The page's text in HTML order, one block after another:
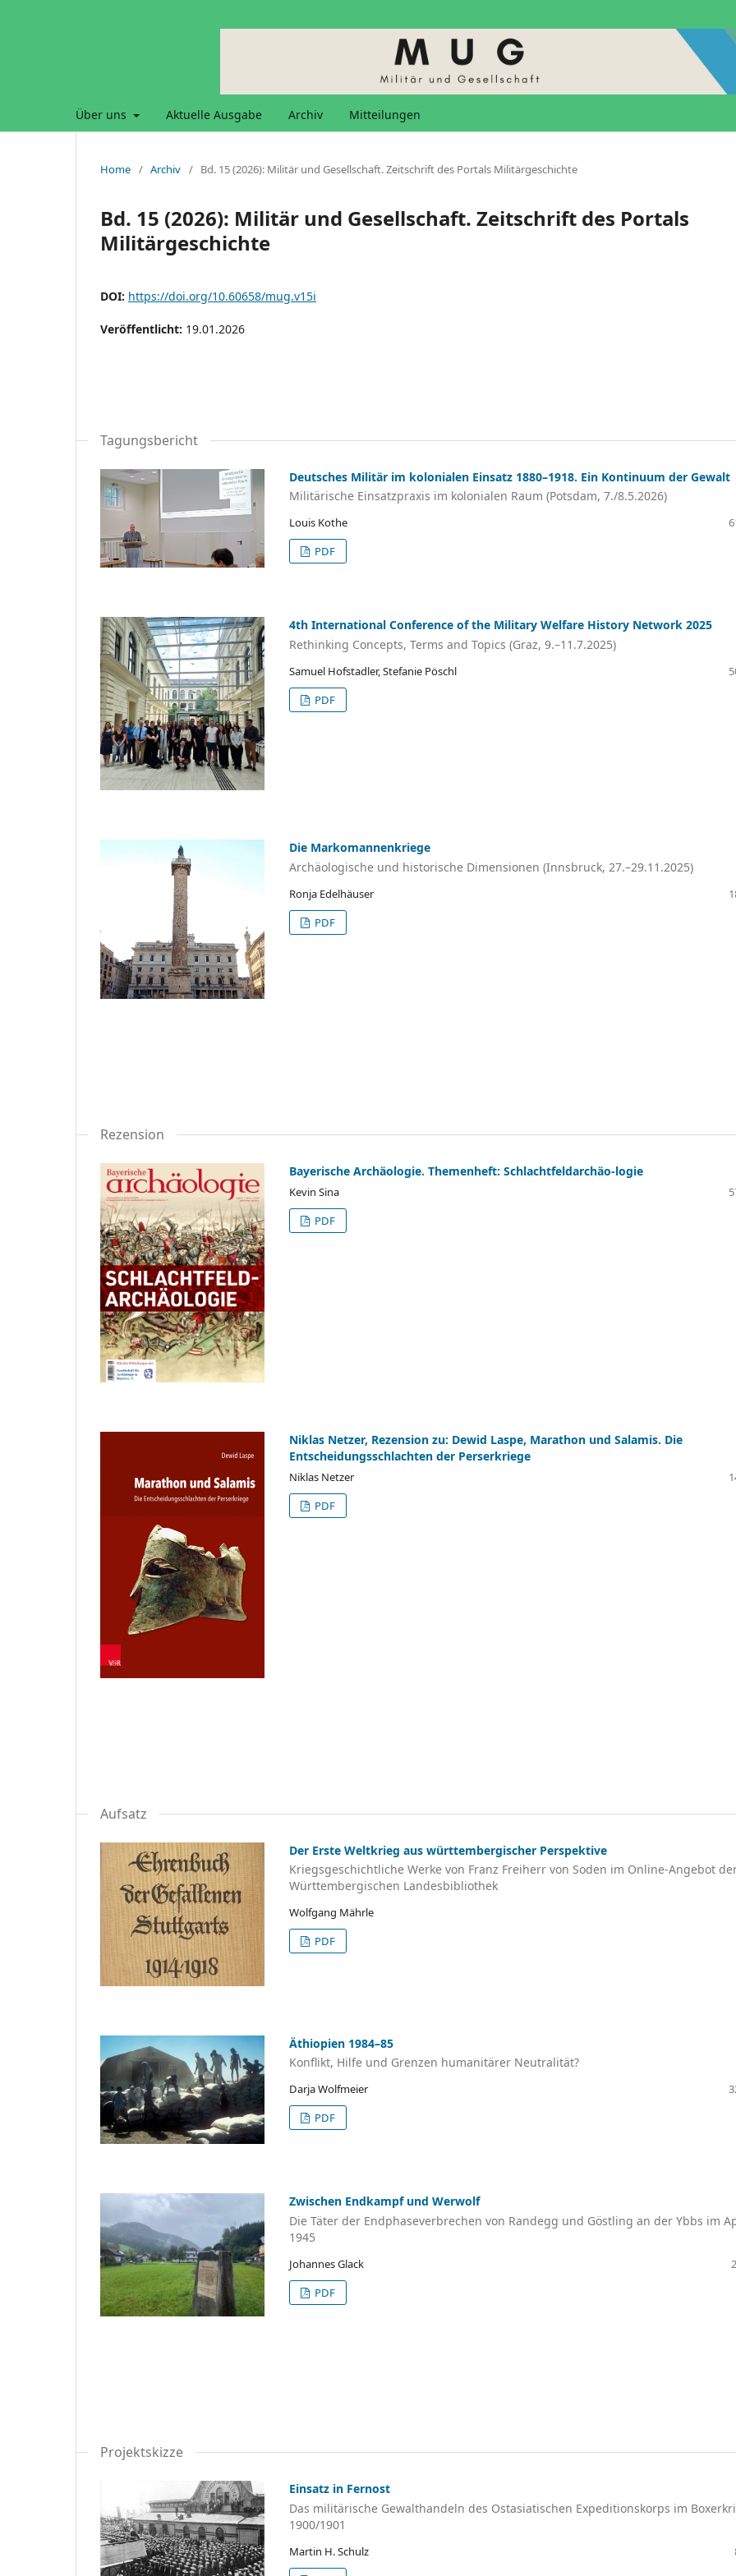
Über uns Aktuelle Ausgabe Archiv Mitteilungen
Home / Archiv / Bd. 15 (2026): Militär und Gesellschaft. Zeitschrift des Portals Militärgeschichte
Bd. 15 (2026): Militär und Gesellschaft. Zeitschrift des Portals
Militärgeschichte
DOI: https://doi.org/10.60658/mug.v15i
Veröffentlicht: 19.01.2026
Tagungsbericht
Deutsches Militär im kolonialen Einsatz 1880–1918. Ein Kontinuum der Gewalt
Militärische Einsatzpraxis im kolonialen Raum (Potsdam, 7./8.5.2026)
Louis Kothe
PDF
4th International Conference of the Military Welfare History Network 2025
Rethinking Concepts, Terms and Topics (Graz, 9.–11.7.2025)
Samuel Hofstadler, Stefanie Pöschl
PDF
Die Markomannenkriege
Archäologische und historische Dimensionen (Innsbruck, 27.–29.11.2025)
Ronja Edelhäuser
PDF
Rezension
Bayerische Archäologie. Themenheft: Schlachtfeldarchäo-logie
Kevin Sina
PDF
Niklas Netzer, Rezension zu: Dewid Laspe, Marathon und Salamis. Die
Entscheidungsschlachten der Perserkriege
Niklas Netzer
PDF
Aufsatz
Der Erste Weltkrieg aus württembergischer Perspektive
Kriegsgeschichtliche Werke von Franz Freiherr von Soden im Online-Angebot
Württembergischen Landesbibliothek
Wolfgang Mährle
PDF
Äthiopien 1984–85
Konflikt, Hilfe und Grenzen humanitärer Neutralität?
Darja Wolfmeier
PDF
Zwischen Endkampf und Werwolf
Die Täter der Endphaseverbrechen von Randegg und Göstling an der Ybbs im
1945
Johannes Glack
PDF
Projektskizze
Einsatz in Fernost
Das militärische Gewalthandeln des Ostasiatischen Expeditionskorps im
1900/1901
Martin H. Schulz